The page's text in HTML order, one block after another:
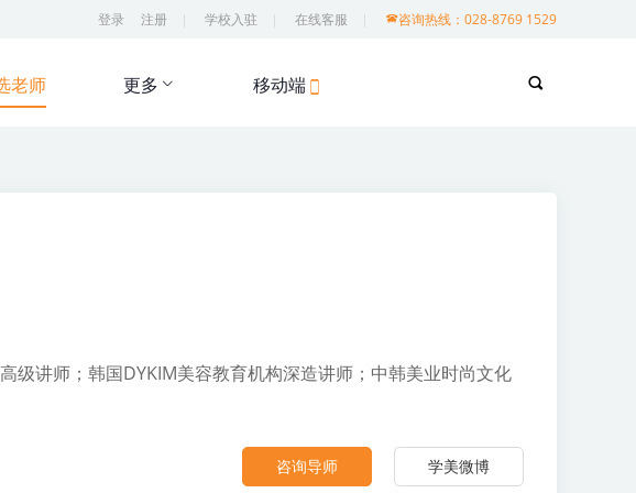
登录 注册 学校入驻 在线客服 咨询热线：028-8769 1529
老师 更多 移动端
级讲师；韩国DYKIM美容教育机构深造讲师；中韩美业时尚文化
咨询导师 学美微博